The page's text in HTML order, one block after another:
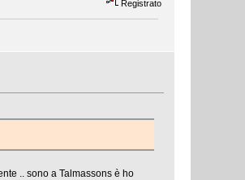
Registrato
.. sono a Talmassons è ho